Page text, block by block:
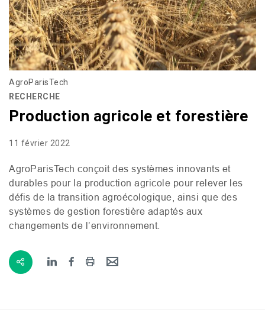
AgroParisTech
RECHERCHE
Production agricole et forestière
11 février 2022
AgroParisTech conçoit des systèmes innovants et
durables pour la production agricole pour relever les
défis de la transition agroécologique, ainsi que des
systèmes de gestion forestière adaptés aux
changements de l’environnement.